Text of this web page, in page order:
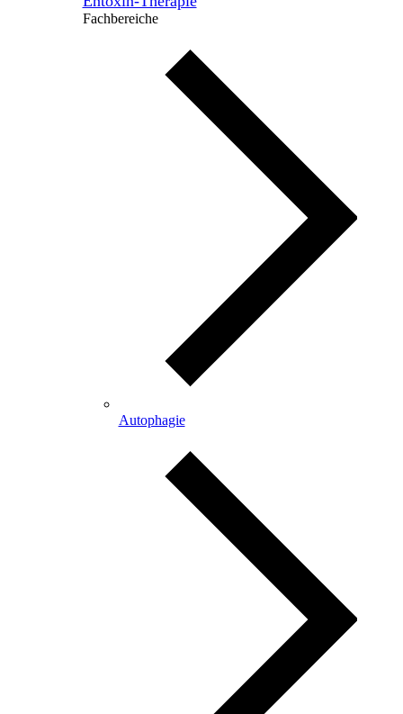
Fachbereiche
Autophagie